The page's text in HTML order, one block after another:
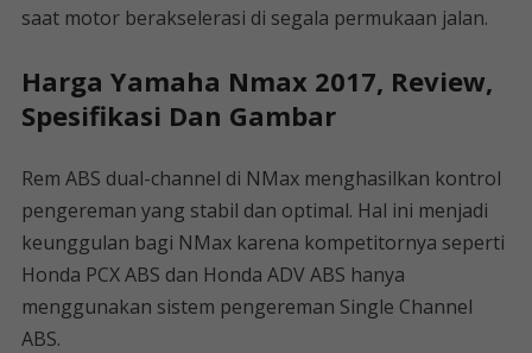
saat motor berakselerasi di segala permukaan jalan.
Harga Yamaha Nmax 2017, Review,
Spesifikasi Dan Gambar
Rem ABS dual-channel di NMax menghasilkan kontrol
pengereman yang stabil dan optimal. Hal ini menjadi
keunggulan bagi NMax karena kompetitornya seperti
Honda PCX ABS dan Honda ADV ABS hanya
menggunakan sistem pengereman Single Channel
ABS.